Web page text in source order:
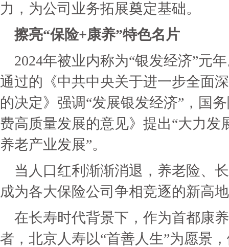
力，为公司业务拓展奠定基础。
擦亮“保险+康养”特色名片
2024年被业内称为“银发经济”元
通过的《中共中央关于进一步全面
的决定》强调“发展银发经济”，国
费高质量发展的意见》提出“大力发
养老产业发展”。
当人口红利渐渐消退，养老险、
成为各大保险公司争相竞逐的新高
在长寿时代背景下，作为首都康
者，北京人寿以“首善人生”为愿景